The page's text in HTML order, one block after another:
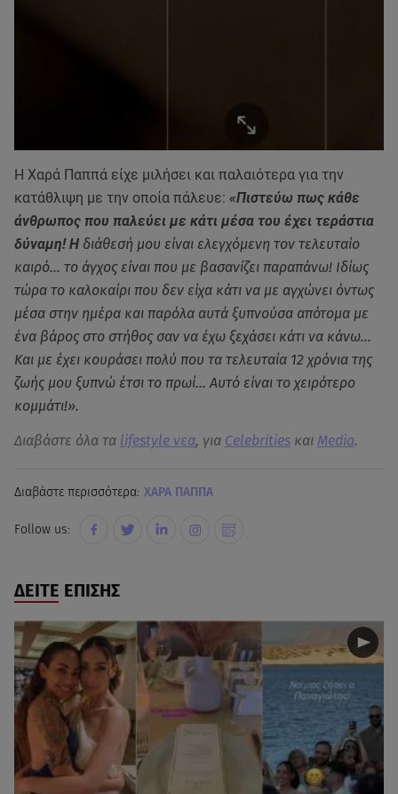
H Χαρά Παππά είχε μιλήσει και παλαιότερα για την
κατάθλιψη με την οποία πάλευε: «Πιστεύω πως κάθε
άνθρωπος που παλεύει με κάτι μέσα του έχει τεράστια
δύναμη! Η διάθεσή μου είναι ελεγχόμενη τον τελευταίο
καιρό… το άγχος είναι που με βασανίζει παραπάνω! Ιδίως
τώρα το καλοκαίρι που δεν είχα κάτι να με αγχώνει όντως
μέσα στην ημέρα και παρόλα αυτά ξυπνούσα απότομα με
ένα βάρος στο στήθος σαν να έχω ξεχάσει κάτι να κάνω…
Και με έχει κουράσει πολύ που τα τελευταία 12 χρόνια της
ζωής μου ξυπνώ έτσι το πρωί… Αυτό είναι το χειρότερο
κομμάτι!».
Διαβάστε όλα τα lifestyle νεα, για Celebrities και Media.
Διαβάστε περισσότερα: ΧΑΡΑ ΠΑΠΠΑ
Follow us:
ΔΕΙΤΕ ΕΠΙΣΗΣ